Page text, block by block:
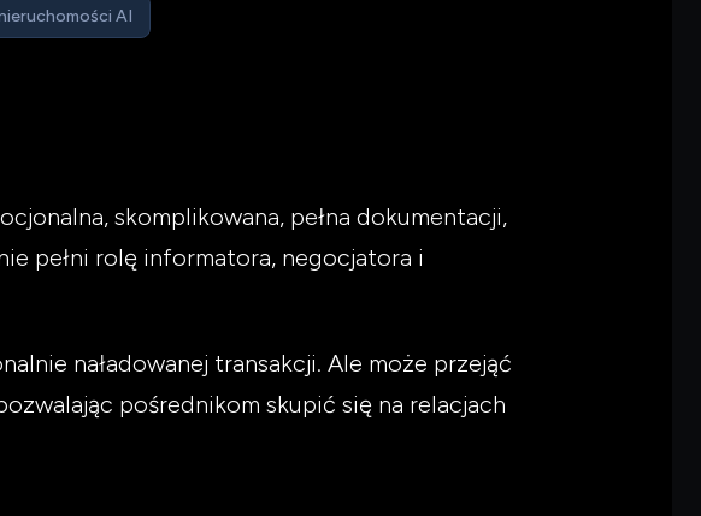
AI
skomplikowana, pełna dokumentacji,
pełni rolę informatora, negocjatora i
naładowanej transakcji. Ale może przejąć
pośrednikom skupić się na relacjach